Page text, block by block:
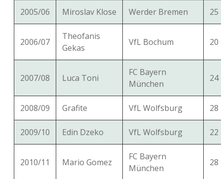
2005/06 Miroslav Klose Werder Bremen 25
2006/07
Theofanis
Gekas
VfL Bochum 20
2007/08 Luca Toni
FC Bayern
München
24
2008/09 Grafite VfL Wolfsburg 28
2009/10 Edin Dzeko VfL Wolfsburg 22
2010/11 Mario Gomez
FC Bayern
München
28